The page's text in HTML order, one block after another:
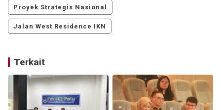
Proyek Strategis Nasional
Jalan West Residence IKN
Terkait